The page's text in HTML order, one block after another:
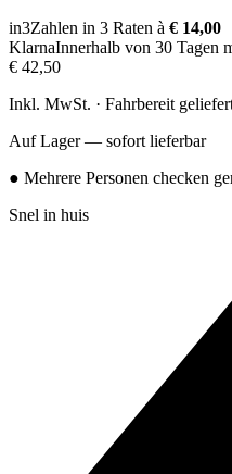
in3Zahlen in 3 Raten à € 14,00
KlarnaInnerhalb von 30 Tagen
€ 42,50
Inkl. MwSt. · Fahrbereit
Auf Lager — sofort lieferbar
● Mehrere Personen checken
Snel in huis